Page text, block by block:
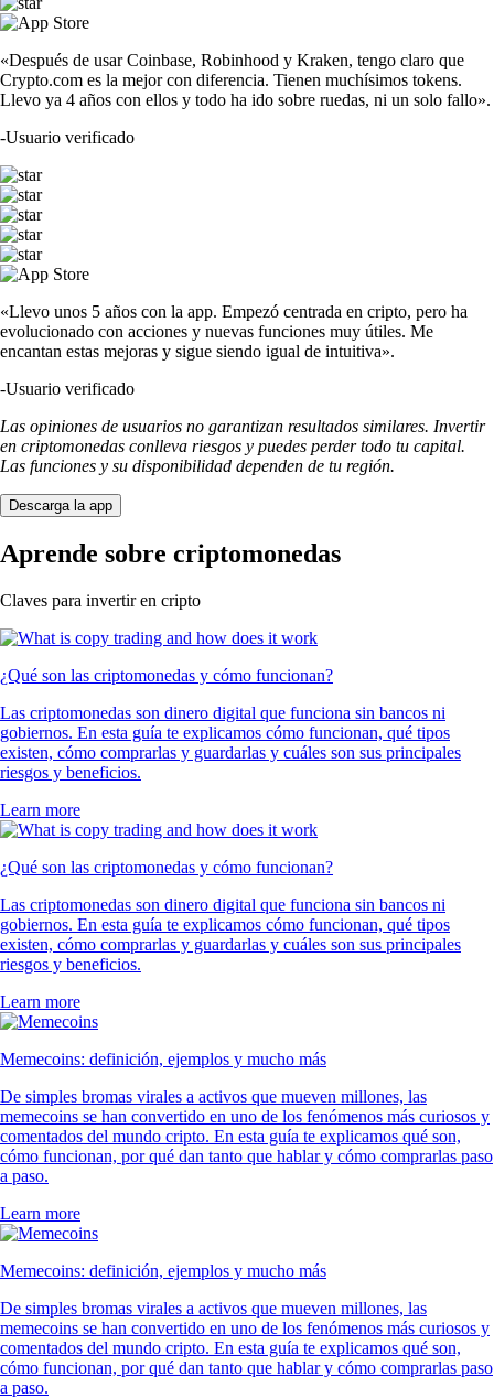
«Después de usar Coinbase, Robinhood y Kraken, tengo claro que
Crypto.com es la mejor con diferencia. Tienen muchísimos tokens.
Llevo ya 4 años con ellos y todo ha ido sobre ruedas, ni un solo fallo».
-Usuario verificado
«Llevo unos 5 años con la app. Empezó centrada en cripto, pero ha
evolucionado con acciones y nuevas funciones muy útiles. Me
encantan estas mejoras y sigue siendo igual de intuitiva».
-Usuario verificado
Las opiniones de usuarios no garantizan resultados similares. Invertir
en criptomonedas conlleva riesgos y puedes perder todo tu capital.
Las funciones y su disponibilidad dependen de tu región.
Descarga la app
Aprende sobre criptomonedas
Claves para invertir en cripto
¿Qué son las criptomonedas y cómo funcionan?
Las criptomonedas son dinero digital que funciona sin bancos ni
gobiernos. En esta guía te explicamos cómo funcionan, qué tipos
existen, cómo comprarlas y guardarlas y cuáles son sus principales
riesgos y beneficios.
Learn more
¿Qué son las criptomonedas y cómo funcionan?
Las criptomonedas son dinero digital que funciona sin bancos ni
gobiernos. En esta guía te explicamos cómo funcionan, qué tipos
existen, cómo comprarlas y guardarlas y cuáles son sus principales
riesgos y beneficios.
Learn more
Memecoins: definición, ejemplos y mucho más
De simples bromas virales a activos que mueven millones, las
memecoins se han convertido en uno de los fenómenos más curiosos y
comentados del mundo cripto. En esta guía te explicamos qué son,
cómo funcionan, por qué dan tanto que hablar y cómo comprarlas paso
a paso.
Learn more
Memecoins: definición, ejemplos y mucho más
De simples bromas virales a activos que mueven millones, las
memecoins se han convertido en uno de los fenómenos más curiosos y
comentados del mundo cripto. En esta guía te explicamos qué son,
cómo funcionan, por qué dan tanto que hablar y cómo comprarlas paso
a paso.